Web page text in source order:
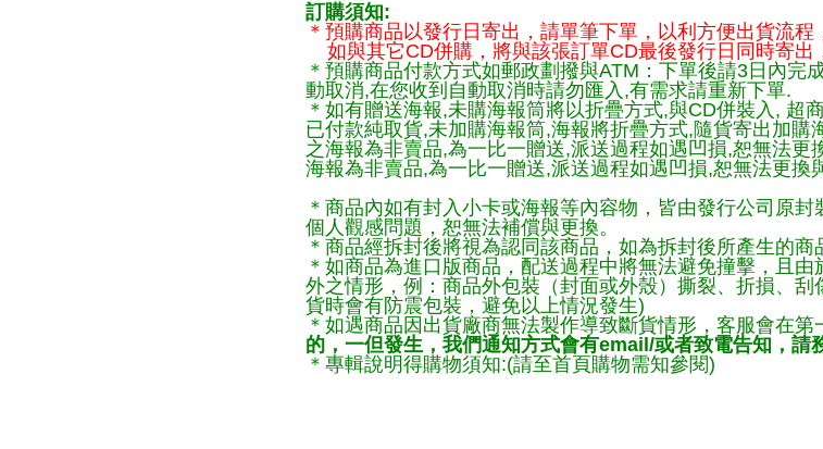
訂購須知:
＊預購商品以發行日寄出，請單筆下單，以利方便出貨流程
如與其它CD併購，將與該張訂單CD最後發行日同時寄出
＊預購商品付款方式如郵政劃撥與ATM：下單後請3日內
動取消,在您收到自動取消時請勿匯入,有需求請重新下單.
＊如有贈送海報,未購海報筒將以折疊方式,與CD併裝入, 超
已付款純取貨,未加購海報筒,海報將折疊方式,隨貨寄出加
之海報為非賣品,為一比一贈送,派送過程如遇凹損,恕無法
海報為非賣品,為一比一贈送,派送過程如遇凹損,恕無法更換
＊商品內如有封入小卡或海報等內容物，皆由發行公司原
個人觀感問題，恕無法補償與更換。
＊商品經拆封後將視為認同該商品，如為拆封後所產生的
＊如商品為進口版商品，配送過程中將無法避免撞擊，且
外之情形，例：商品外包裝（封面或外殼）撕裂、折損、
貨時會有防震包裝，避免以上情況發生)
＊如遇商品因出貨廠商無法製作導致斷貨情形，客服會在第
的，一但發生，我們通知方式會有email/或者致電告知，請
＊專輯說明得購物須知:(請至首頁購物需知參閱)